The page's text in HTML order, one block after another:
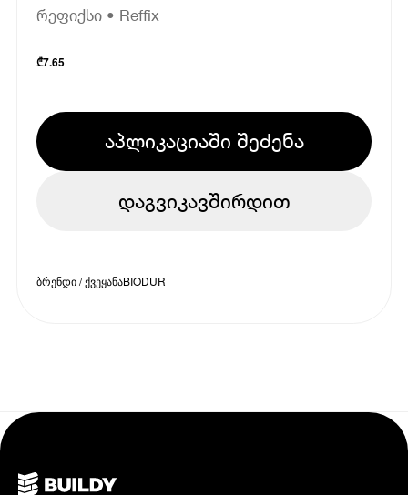
რეფიქსი • Reffix
₾7.65
აპლიკაციაში შეძენა
დაგვიკავშირდით
ბრენდი / ქვეყანაBIODUR